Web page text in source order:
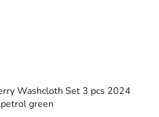
Washcloth Set 3 pcs 2024
petrol green